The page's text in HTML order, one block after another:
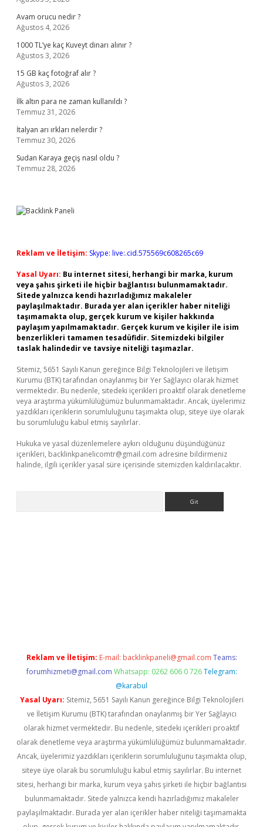
Avam orucu nedir ?
Ağustos 4, 2026
1000 TL’ye kaç Kuveyt dinarı alınır ?
Ağustos 3, 2026
15 GB kaç fotoğraf alır ?
Ağustos 3, 2026
İlk altın para ne zaman kullanıldı ?
Temmuz 31, 2026
İtalyan arı ırkları nelerdir ?
Temmuz 30, 2026
Sudan Karaya geçiş nasıl oldu ?
Temmuz 28, 2026
Reklam ve İletişim: Skype: live:.cid.575569c608265c69
Yasal Uyarı: Bu internet sitesi, herhangi bir marka, kurum
veya şahıs şirketi ile hiçbir bağlantısı bulunmamaktadır.
Sitede yalnızca kendi hazırladığımız makaleler
paylaşılmaktadır. Burada yer alan içerikler haber niteliği
taşımamakta olup, gerçek kurum ve kişiler hakkında
paylaşım yapılmamaktadır. Gerçek kurum ve kişiler ile isim
benzerlikleri tamamen tesadüfidir. Sitemizdeki bilgiler
taslak halindedir ve tavsiye niteliği taşımazlar.
Sitemiz, 5651 Sayılı Kanun gereğince Bilgi Teknolojileri ve İletişim
Kurumu (BTK) tarafından onaylanmış bir Yer Sağlayıcı olarak hizmet
vermektedir. Bu nedenle, sitedeki içerikleri proaktif olarak denetleme
veya araştırma yükümlülüğümüz bulunmamaktadır. Ancak, üyelerimiz
yazdıkları içeriklerin sorumluluğunu taşımakta olup, siteye üye olarak
bu sorumluluğu kabul etmiş sayılırlar.
Hukuka ve yasal düzenlemelere aykırı olduğunu düşündüğünüz
içerikleri, backlinkpanelicomtr@gmail.com adresine bildirmeniz
halinde, ilgili içerikler yasal süre içerisinde sitemizden kaldırılacaktır.
Reklam ve İletişim: E-mail: backlinkpaneli@gmail.com Teams:
forumhizmeti@gmail.com Whatsapp: 0262 606 0 726 Telegram:
@karabul
Yasal Uyarı: Sitemiz, 5651 Sayılı Kanun gereğince Bilgi Teknolojileri
ve İletişim Kurumu (BTK) tarafından onaylanmış bir Yer Sağlayıcı
olarak hizmet vermektedir. Bu nedenle, sitedeki içerikleri proaktif
olarak denetleme veya araştırma yükümlülüğümüz bulunmamaktadır.
Ancak, üyelerimiz yazdıkları içeriklerin sorumluluğunu taşımakta olup,
siteye üye olarak bu sorumluluğu kabul etmiş sayılırlar. Bu internet
sitesi, herhangi bir marka, kurum veya şahıs şirketi ile hiçbir bağlantısı
bulunmamaktadır. Sitede yalnızca kendi hazırladığımız makaleler
paylaşılmaktadır. Burada yer alan içerikler haber niteliği taşımamakta